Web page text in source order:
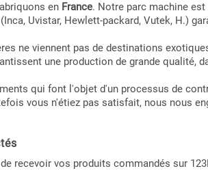
en France. Notre parc machine
Uvistar, Hewlett-packard, Vutek, H.)
ne viennent pas de destinations
une production de grande qualité,
qui font l'objet d'un processus de
vous n'étiez pas satisfait, nous nous
recevoir vos produits commandés sur